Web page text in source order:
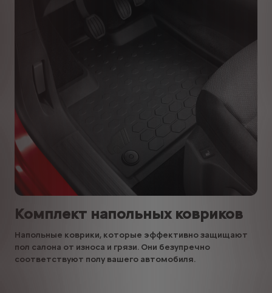
Комплект напольных ковриков
Напольные коврики, которые эффективно защищают
пол салона от износа и грязи. Они безупречно
соответствуют полу вашего автомобиля.